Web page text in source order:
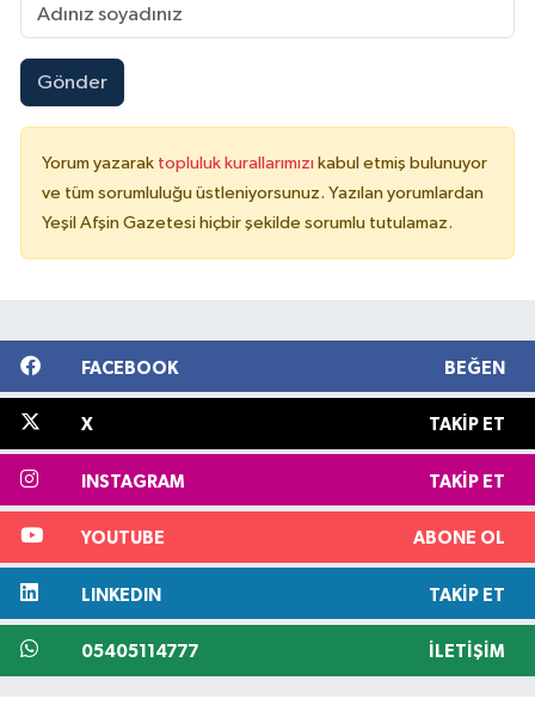
Gönder
Yorum yazarak topluluk kurallarımızı kabul etmiş bulunuyor
ve tüm sorumluluğu üstleniyorsunuz. Yazılan yorumlardan
Yeşil Afşin Gazetesi hiçbir şekilde sorumlu tutulamaz.
FACEBOOK BEĞEN
X TAKIP ET
INSTAGRAM TAKIP ET
YOUTUBE ABONE OL
LINKEDIN TAKIP ET
05405114777 İLETIŞIM